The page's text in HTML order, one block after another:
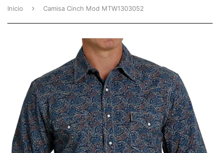
Inicio › Camisa Cinch Mod MTW1303052